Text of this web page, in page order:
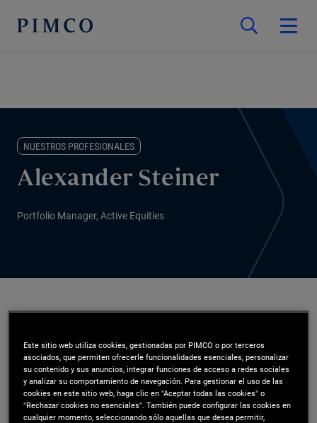
NUESTROS PROFESIONALES
Alexander Steiner
Portfolio Manager, Active Equities
manager in the New York office. He is responsible
for the management and implementation of
equity portfolios. Prior to joining PIMCO in 2021, he
Este sitio web utiliza cookies, gestionadas por PIMCO o por terceros
asociados, que permiten ofrecerle funcionalidades esenciales, personalizar
su contenido y sus anuncios, integrar funciones de acceso a redes sociales
y analizar su comportamiento de navegación. Para gestionar el uso de las
cookies en este sitio web, haga clic en "Aceptar todas las cookies" o
"Rechazar cookies no esenciales". También puede configurar las cookies en
cualquier momento, seleccionando sólo aquellas que desea permitir,